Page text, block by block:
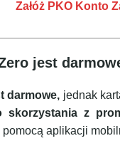
Załóż PKO Konto
jest
darmowe, jednak
skorzystania z
pomocą aplikacji